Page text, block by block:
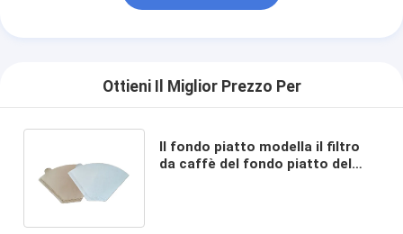
Ottieni Il Miglior Prezzo Per
Il fondo piatto modella il filtro
da caffè del fondo piatto del